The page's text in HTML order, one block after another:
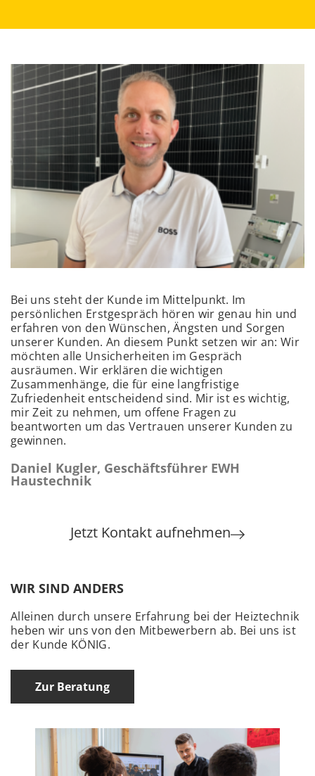
Bei uns steht der Kunde im Mittelpunkt. Im
persönlichen Erstgespräch hören wir genau hin und
erfahren von den Wünschen, Ängsten und Sorgen
unserer Kunden. An diesem Punkt setzen wir an: Wir
möchten alle Unsicherheiten im Gespräch
ausräumen. Wir erklären die wichtigen
Zusammenhänge, die für eine langfristige
Zufriedenheit entscheidend sind. Mir ist es wichtig,
mir Zeit zu nehmen, um offene Fragen zu
beantworten um das Vertrauen unserer Kunden zu
gewinnen.
Daniel Kugler, Geschäftsführer EWH
Haustechnik
Jetzt Kontakt aufnehmen
WIR SIND ANDERS
Alleinen durch unsere Erfahrung bei der Heiztechnik
heben wir uns von den Mitbewerbern ab. Bei uns ist
der Kunde KÖNIG.
Zur Beratung